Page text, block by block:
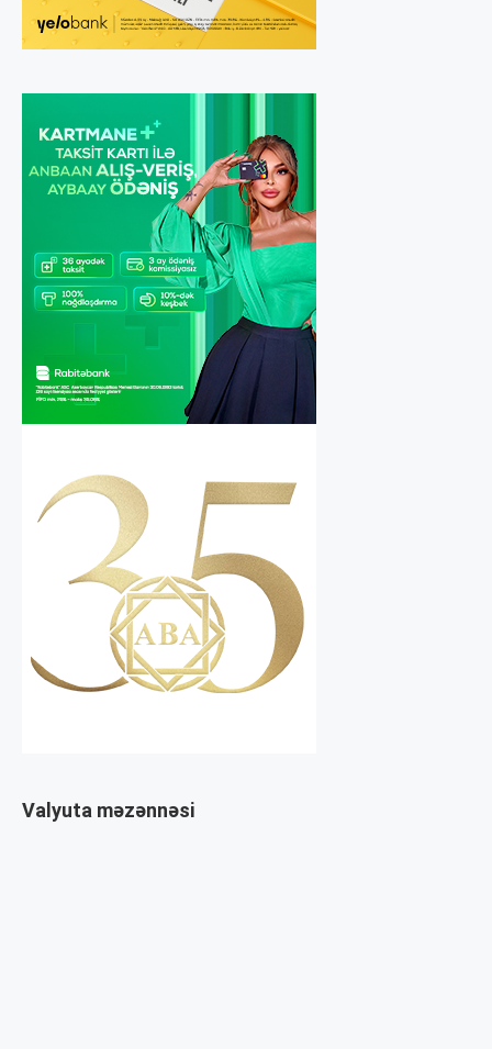
Valyuta məzənnəsi